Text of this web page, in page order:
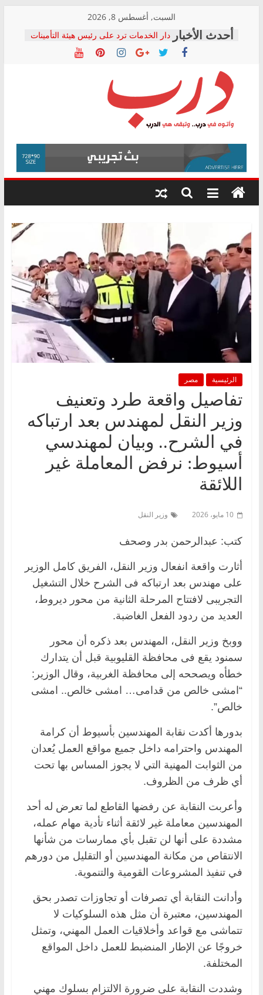
content
السبت, أغسطس 8, 2026
دار الخدمات ترد على رئيس هيئة التأمينات
بعد مؤتمره الصحفي: إنكار الأزمة لا ينهي
معاناة أصحاب المعاشات.. ونطالب بكشف
فرحات سليمان يكتب: القطاع الصحي إلى
أين؟
حزب التحالف الشعبي يطلق لجنة “الحق
في الصحة” بالإسكندرية لرصد الانتهاكات
ودعم المرضى
الوزاري لمدينة الصحفيين.. وانتهاء أعمال
إنشاء المبنى الإداري
المجلس القومي لحقوق الإنسان يعلن
متابعة قضية الدكتور محمد زهران.. ويؤكد:
قرينة البراءة وضمانات المحاكمة العادلة
درب
وأتوه
درب..
وتبقى
هي
الرئيسية مصر
تفاصيل واقعة طرد وتعنيف
وزير النقل لمهندس بعد ارتباكه
في الشرح.. وبيان لمهندسي
أسيوط: نرفض المعاملة غير
اللائقة
10 مايو، 2026 وزير النقل
كتب: عبدالرحمن بدر وصحف
أثارت واقعة انفعال وزير النقل، الفريق كامل الوزير
على مهندس بعد ارتباكه فى الشرح خلال التشغيل
التجريبى لافتتاح المرحلة الثانية من محور ديروط،
العديد من ردود الفعل الغاضبة.
ووبخ وزير النقل، المهندس بعد ذكره أن محور
سمنود يقع فى محافظة القليوبية قبل أن يتدارك
خطأه ويصححه إلى محافظة الغربية، وقال الوزير:
“امشى خالص من قدامى… امشى خالص.. امشى
خالص”.
بدورها أكدت نقابة المهندسين بأسيوط أن كرامة
المهندس واحترامه داخل جميع مواقع العمل يُعدان
من الثوابت المهنية التي لا يجوز المساس بها تحت
أي ظرف من الظروف.
وأعربت النقابة عن رفضها القاطع لما تعرض له أحد
المهندسين معاملة غير لائقة أثناء تأدية مهام عمله،
مشددة على أنها لن تقبل بأي ممارسات من شأنها
الانتقاص من مكانة المهندسين أو التقليل من دورهم
في تنفيذ المشروعات القومية والتنموية.
وأدانت النقابة أي تصرفات أو تجاوزات تصدر بحق
المهندسين، معتبرة أن مثل هذه السلوكيات لا
تتماشى مع قواعد وأخلاقيات العمل المهني، وتمثل
خروجًا عن الإطار المنضبط للعمل داخل المواقع
المختلفة.
وشددت النقابة على ضرورة الالتزام بسلوك مهني